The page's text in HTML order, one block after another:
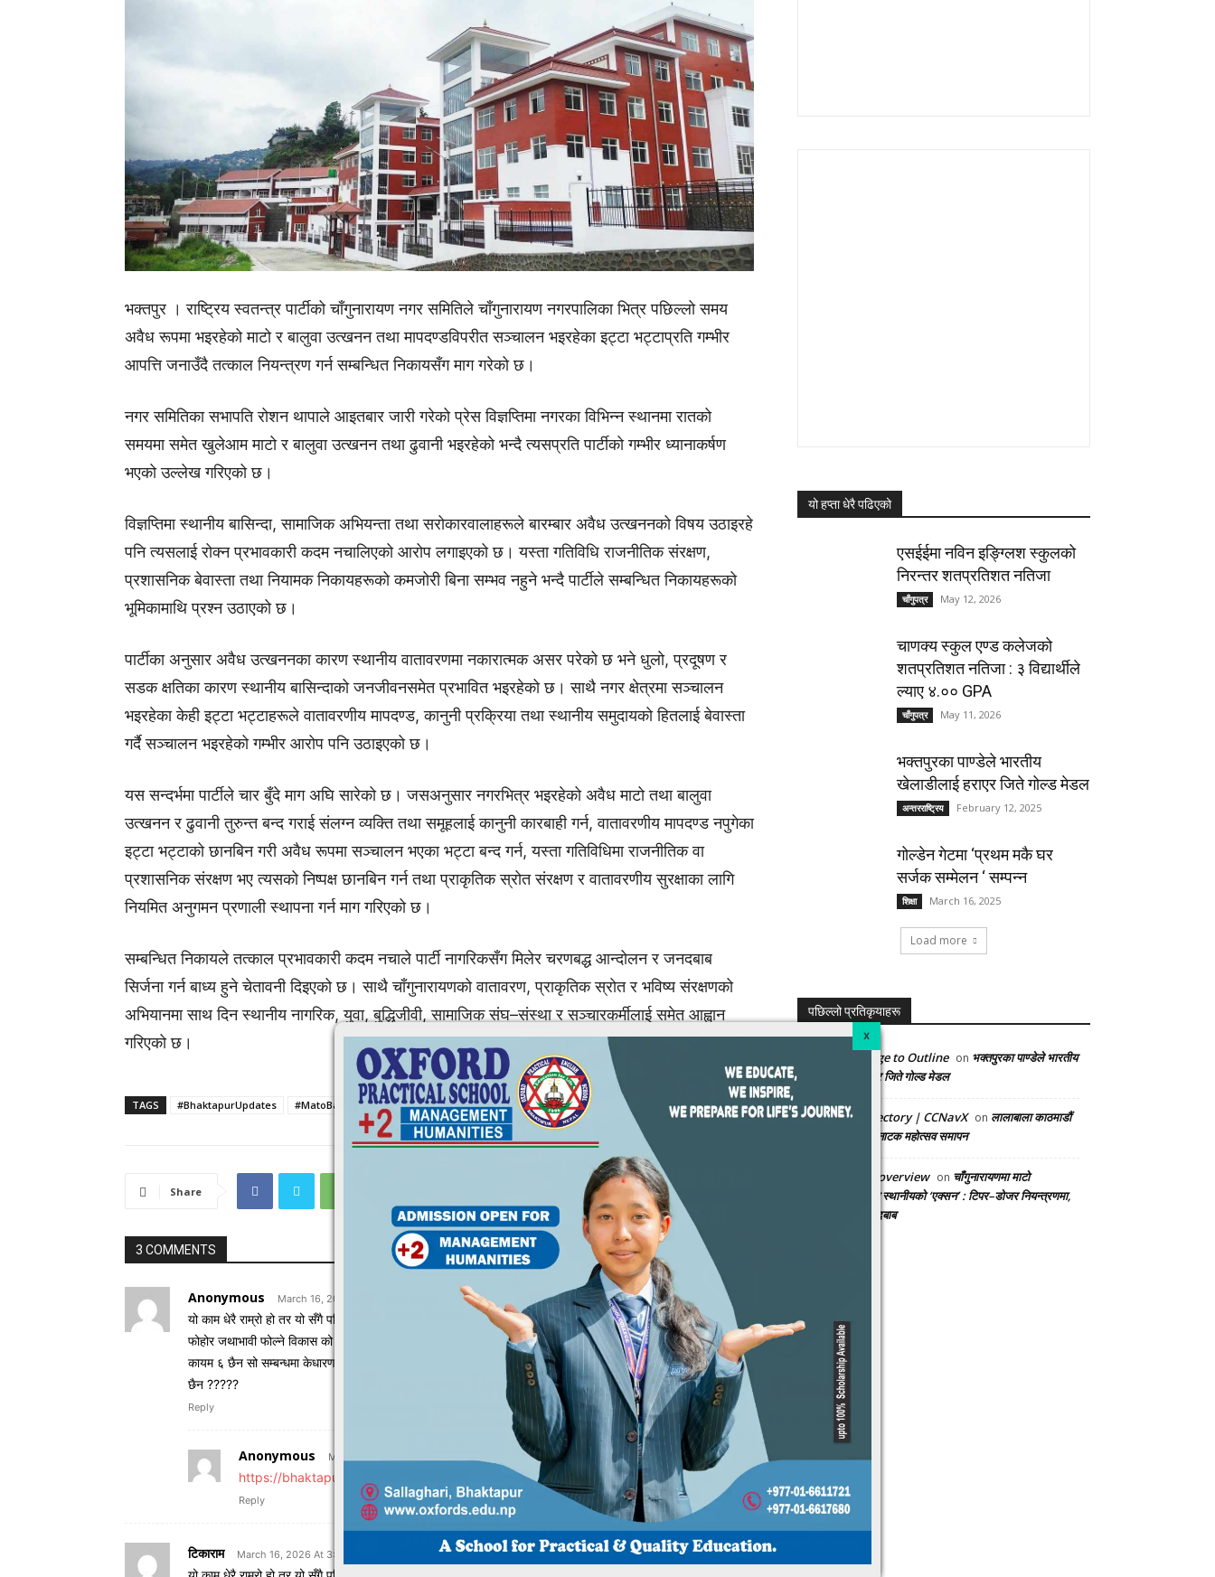
भक्तपुर । राष्ट्रिय स्वतन्त्र पार्टीको चाँगुनारायण नगर समितिले चाँगुनारायण नगरपालिका भित्र पछिल्लो समय
अवैध रूपमा भइरहेको माटो र बालुवा उत्खनन तथा मापदण्डविपरीत सञ्चालन भइरहेका इट्टा भट्टाप्रति गम्भीर
आपत्ति जनाउँदै तत्काल नियन्त्रण गर्न सम्बन्धित निकायसँग माग गरेको छ।
नगर समितिका सभापति रोशन थापाले आइतबार जारी गरेको प्रेस विज्ञप्तिमा नगरका विभिन्न स्थानमा रातको
समयमा समेत खुलेआम माटो र बालुवा उत्खनन तथा ढुवानी भइरहेको भन्दै त्यसप्रति पार्टीको गम्भीर ध्यानाकर्षण
भएको उल्लेख गरिएको छ।
विज्ञप्तिमा स्थानीय बासिन्दा, सामाजिक अभियन्ता तथा सरोकारवालाहरूले बारम्बार अवैध उत्खननको विषय उठाइरहे
पनि त्यसलाई रोक्न प्रभावकारी कदम नचालिएको आरोप लगाइएको छ। यस्ता गतिविधि राजनीतिक संरक्षण,
प्रशासनिक बेवास्ता तथा नियामक निकायहरूको कमजोरी बिना सम्भव नहुने भन्दै पार्टीले सम्बन्धित निकायहरूको
भूमिकामाथि प्रश्न उठाएको छ।
पार्टीका अनुसार अवैध उत्खननका कारण स्थानीय वातावरणमा नकारात्मक असर परेको छ भने धुलो, प्रदूषण र
सडक क्षतिका कारण स्थानीय बासिन्दाको जनजीवनसमेत प्रभावित भइरहेको छ। साथै नगर क्षेत्रमा सञ्चालन
भइरहेका केही इट्टा भट्टाहरूले वातावरणीय मापदण्ड, कानुनी प्रक्रिया तथा स्थानीय समुदायको हितलाई बेवास्ता
गर्दै सञ्चालन भइरहेको गम्भीर आरोप पनि उठाइएको छ।
यस सन्दर्भमा पार्टीले चार बुँदे माग अघि सारेको छ। जसअनुसार नगरभित्र भइरहेको अवैध माटो तथा बालुवा
उत्खनन र ढुवानी तुरुन्त बन्द गराई संलग्न व्यक्ति तथा समूहलाई कानुनी कारबाही गर्न, वातावरणीय मापदण्ड नपुगेका
इट्टा भट्टाको छानबिन गरी अवैध रूपमा सञ्चालन भएका भट्टा बन्द गर्न, यस्ता गतिविधिमा राजनीतिक वा
प्रशासनिक संरक्षण भए त्यसको निष्पक्ष छानबिन गर्न तथा प्राकृतिक स्रोत संरक्षण र वातावरणीय सुरक्षाका लागि
नियमित अनुगमन प्रणाली स्थापना गर्न माग गरिएको छ।
सम्बन्धित निकायले तत्काल प्रभावकारी कदम नचाले पार्टी नागरिकसँग मिलेर चरणबद्ध आन्दोलन र जनदबाब
सिर्जना गर्न बाध्य हुने चेतावनी दिइएको छ। साथै चाँगुनारायणको वातावरण, प्राकृतिक स्रोत र भविष्य संरक्षणको
अभियानमा साथ दिन स्थानीय नागरिक, युवा, बुद्धिजीवी, सामाजिक संघ–संस्था र सञ्चारकर्मीलाई समेत आह्वान
गरिएको छ।
TAGS #BhaktapurUpdates #MatoBaluwa #politics Changupatra
Share
3 COMMENTS
Anonymous March 16, 2026 At 3:54 pm
यो काम धेरै राम्रो हो तर यो सँगै पति जग्गा अधिकरण गरिखानो खोला नाला मिची वाटो बनाउने कारखाना हरुवाट आउने फोहोर पानी
फोहोर जथाभावी फोल्ने विकास को नाउ मा विनास गर्ने यो विषय माके कस्तो अभियान छ ? नितिगतभष्टचार गर्ने गुणास उपभोक्ता
कायम ६ छैन सो सम्बन्धमा केधारण छ ? जनताले पाउने सोवा सुविधा सम्बन्धि कस्तो हुनुपर्ने हो सो सबन्धमा पनि कार्यरण भयोको छ
छैन ?????
Reply
Anonymous March 16, 2026 At 7:04 pm
https://bhaktapurtimes.com.np/archives/2717
Reply
टिकाराम March 16, 2026 At 3:56 pm
यो हप्ता धेरै पढिएको
एसईईमा नविन इङ्ग्लिश स्कुलको
निरन्तर शतप्रतिशत नतिजा
चाँगुपत्र May 12, 2026
चाणक्य स्कुल एण्ड कलेजको
शतप्रतिशत नतिजा : ३ विद्यार्थीले
ल्याए ४.०० GPA
चाँगुपत्र May 11, 2026
भक्तपुरका पाण्डेले भारतीय
खेलाडीलाई हराएर जिते गोल्ड मेडल
अन्तरराष्ट्रिय February 12, 2025
गोल्डेन गेटमा ‘प्रथम मकै घर
सर्जक सम्मेलन ‘ सम्पन्न
शिक्षा March 16, 2025
Load more
पछिल्लो प्रतिकृयाहरू
Convert Image to Outline on भक्तपुरका पाण्डेले भारतीय
खेलाडीलाई हराएर जिते गोल्ड मेडल
AI Proxy Directory | CCNavX on लालाबाला काठमाडौं
अन्तर्राष्ट्रिय बालनाटक महोत्सव समापन
sinusitis ent overview on चाँगुनारायणमा माटो
ओसारपसारविरुद्ध स्थानीयको ‘एक्सन’ : टिपर–डोजर नियन्त्रणमा,
नगरपालिकालाई दबाब